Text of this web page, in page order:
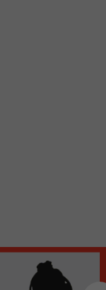
locale vous
Audio
00:00